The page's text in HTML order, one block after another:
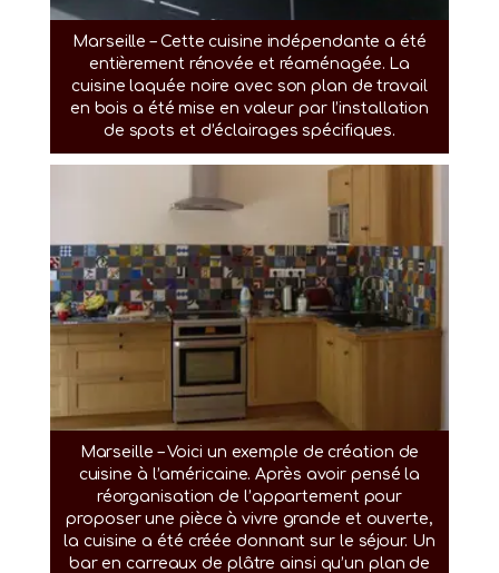
Marseille – Cette cuisine indépendante a été
entièrement rénovée et réaménagée. La
cuisine laquée noire avec son plan de travail
en bois a été mise en valeur par l’installation
de spots et d’éclairages spécifiques.
Marseille – Voici un exemple de création de
cuisine à l’américaine. Après avoir pensé la
réorganisation de l’appartement pour
proposer une pièce à vivre grande et ouverte,
la cuisine a été créée donnant sur le séjour. Un
bar en carreaux de plâtre ainsi qu’un plan de